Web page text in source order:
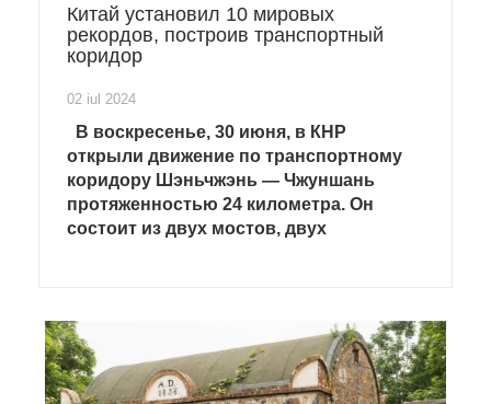
Китай установил 10 мировых
рекордов, построив транспортный
коридор
02 iul 2024
В воскресенье, 30 июня, в КНР
открыли движение по транспортному
коридору Шэньчжэнь — Чжуншань
протяженностью 24 километра. Он
состоит из двух мостов, двух